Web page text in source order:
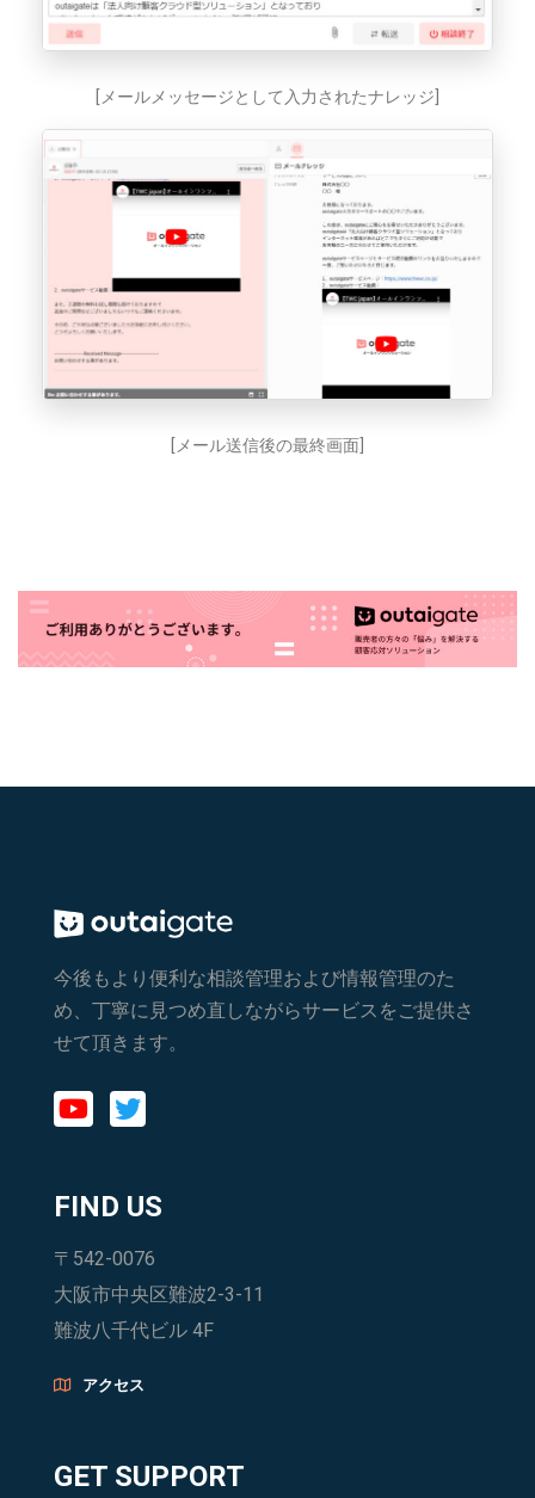
[メールメッセージとして入力されたナレッジ]
[メール送信後の最終画面]
今後もより便利な相談管理および情報管理のた
め、丁寧に見つめ直しながらサービスをご提供さ
せて頂きます。
FIND US
〒542-0076
大阪市中央区難波2-3-11
難波八千代ビル 4F
アクセス
GET SUPPORT